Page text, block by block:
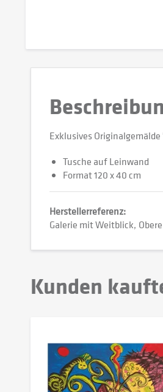
Exklusives
Tusche auf Leinwand
Format 120 x 40 cm
Herstellerreferenz:
Galerie mit Weitblick
Kunden